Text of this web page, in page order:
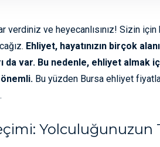
verdiniz ve heyecanlısınız! Sizin
Ehliyet, hayatınızın birçok
da var. Bu nedenle, ehliyet almak
Bu yüzden Bursa ehliyet
Yolculuğunuzun